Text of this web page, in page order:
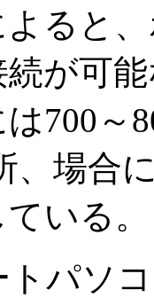
ると
が可
700～
、場合
いる。
パソ